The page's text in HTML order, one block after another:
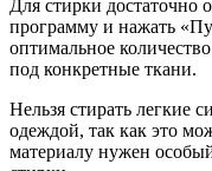
Для стирки достаточно
программу и нажать
оптимальное
под конкретные ткани.
Нельзя стирать легкие
одеждой, так как это
материалу нужен